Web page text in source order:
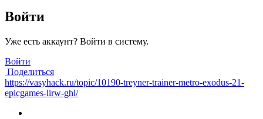
Войти
Уже есть аккаунт? Войти в систему.
Войти
Поделиться
https://vasyhack.ru/topic/10190-treyner-trainer-metro-exodus-21-
epicgames-lirw-ghl/